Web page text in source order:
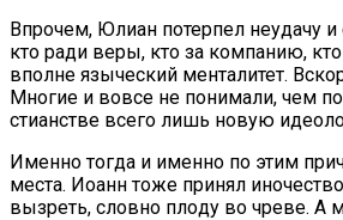
Впро­чем, Юли­ан по­тер­пел неуда­чу
кто ра­ди ве­ры, кто за ком­па­нию,
вполне язы­че­ский мен­та­ли­тет.
Мно­гие и во­все не по­ни­ма­ли, чем
сти­ан­стве все­го лишь но­вую
Имен­но то­гда и имен­но по этим
ме­ста. Иоанн то­же при­нял
вы­зреть, слов­но пло­ду во чре­ве. А